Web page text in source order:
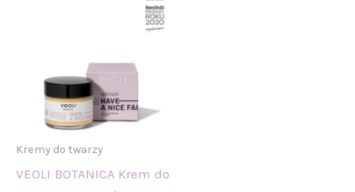
Kremy do twarzy
VEOLI BOTANICA Krem do